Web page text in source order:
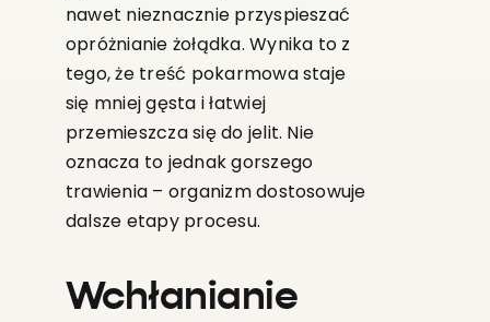
nawet nieznacznie przyspieszać
opróżnianie żołądka. Wynika to z
tego, że treść pokarmowa staje
się mniej gęsta i łatwiej
przemieszcza się do jelit. Nie
oznacza to jednak gorszego
trawienia – organizm dostosowuje
dalsze etapy procesu.
Wchłanianie